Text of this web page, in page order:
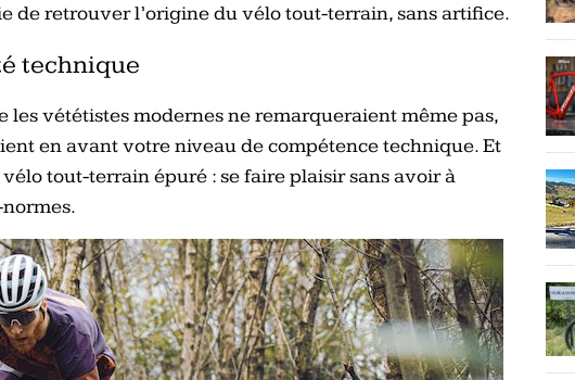
de retrouver l’origine du vélo tout-terrain, sans artifice.
technique
les vététistes modernes ne remarqueraient même pas,
en avant votre niveau de compétence technique. Et
vélo tout-terrain épuré : se faire plaisir sans avoir à